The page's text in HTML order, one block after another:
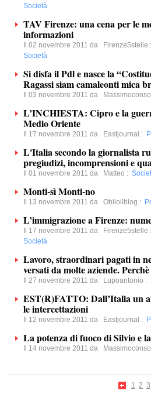
Società
TAV Firenze: una cena per le
informazioni
Il 02 novembre 2011 da Firenze5stelle :
Società
Si disfa il Pdl e nasce la
Ragassi siam camaleonti mica
Il 03 novembre 2011 da
L’INCHIESTA: Cipro e la
Medio Oriente
Il 17 novembre 2011 da Eastjournal :
L'Italia secondo la giornalista
pregiudizi, incomprensioni e
Il 01 novembre 2011 da Matteo :
Monti-sì Monti-no
Il 13 novembre 2011 da Oblioilblog :
L’immigrazione a Firenze:
Il 17 novembre 2011 da Firenze5stelle :
Società
Lavoro, straordinari pagati in
versati da molte aziende.
Il 27 novembre 2011 da Lupoantonio :
EST(R)FATTO: Dall’Italia un
le intercettazioni
Il 12 novembre 2011 da Eastjournal :
La potenza di fuoco di Silvio e
Il 14 novembre 2011 da
1 2 3